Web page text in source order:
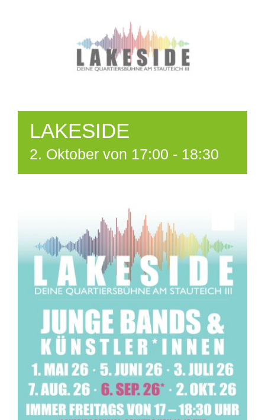
LAKESIDE
2. Oktober von 17:00 - 18:30